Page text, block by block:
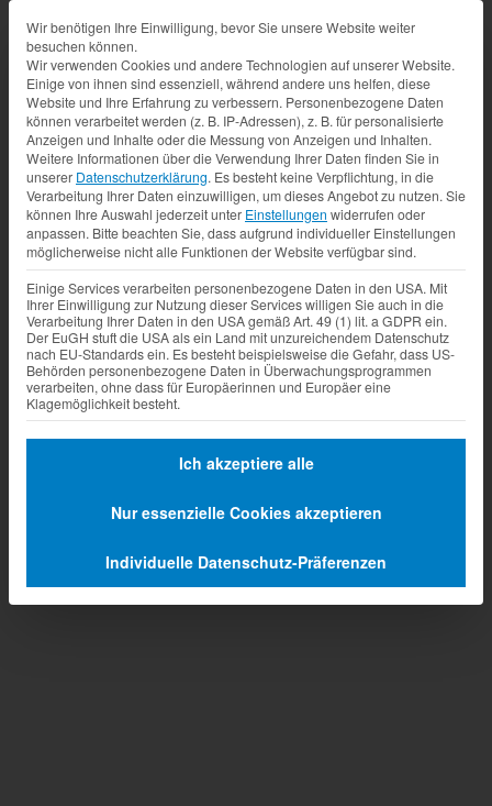
Datenschutz-Präferenz
Wir benötigen Ihre Einwilligung, bevor Sie unsere Website weiter
besuchen können.
Wir verwenden Cookies und andere Technologien auf unserer Website.
Einige von ihnen sind essenziell, während andere uns helfen, diese
Website und Ihre Erfahrung zu verbessern. Personenbezogene Daten
können verarbeitet werden (z. B. IP-Adressen), z. B. für personalisierte
Anzeigen und Inhalte oder die Messung von Anzeigen und Inhalten.
Weitere Informationen über die Verwendung Ihrer Daten finden Sie in
unserer Datenschutzerklärung. Es besteht keine Verpflichtung, in die
Verarbeitung Ihrer Daten einzuwilligen, um dieses Angebot zu nutzen. Sie
können Ihre Auswahl jederzeit unter Einstellungen widerrufen oder
anpassen. Bitte beachten Sie, dass aufgrund individueller Einstellungen
möglicherweise nicht alle Funktionen der Website verfügbar sind.
Einige Services verarbeiten personenbezogene Daten in den USA. Mit
Ihrer Einwilligung zur Nutzung dieser Services willigen Sie auch in die
Verarbeitung Ihrer Daten in den USA gemäß Art. 49 (1) lit. a GDPR ein.
Der EuGH stuft die USA als ein Land mit unzureichendem Datenschutz
nach EU-Standards ein. Es besteht beispielsweise die Gefahr, dass US-
Behörden personenbezogene Daten in Überwachungsprogrammen
verarbeiten, ohne dass für Europäerinnen und Europäer eine
Klagemöglichkeit besteht.
Ich akzeptiere alle
Nur essenzielle Cookies akzeptieren
Individuelle Datenschutz-Präferenzen